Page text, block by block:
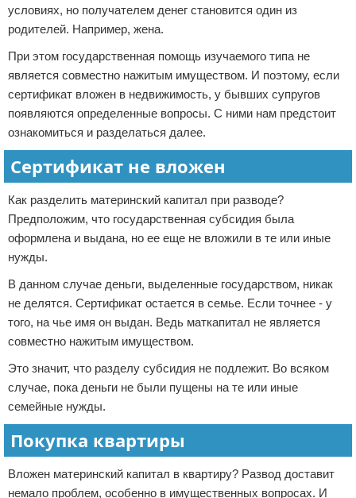
условиях, но получателем денег становится один из
родителей. Например, жена.
При этом государственная помощь изучаемого типа не
является совместно нажитым имуществом. И поэтому, если
сертификат вложен в недвижимость, у бывших супругов
появляются определенные вопросы. С ними нам предстоит
ознакомиться и разделаться далее.
Сертификат не вложен
Как разделить материнский капитал при разводе?
Предположим, что государственная субсидия была
оформлена и выдана, но ее еще не вложили в те или иные
нужды.
В данном случае деньги, выделенные государством, никак
не делятся. Сертификат остается в семье. Если точнее - у
того, на чье имя он выдан. Ведь маткапитал не является
совместно нажитым имуществом.
Это значит, что разделу субсидия не подлежит. Во всяком
случае, пока деньги не были пущены на те или иные
семейные нужды.
Покупка квартиры
Вложен материнский капитал в квартиру? Развод доставит
немало проблем, особенно в имущественных вопросах. И